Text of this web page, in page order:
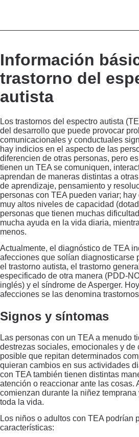
Información
trastorno del
autista
Los trastornos del espectro autista
del desarrollo que puede provocar
comunicacionales y conductuales
hay indicios en el aspecto de las
diferencien de otras personas, pero
tienen un TEA se comuniquen,
aprendan de maneras distintas a
de aprendizaje, pensamiento y
personas con TEA pueden variar;
muy altos niveles de capacidad
personas que tienen muchas
mucha ayuda en la vida diaria,
menos.
Actualmente, el diagnóstico de TEA
afecciones que solían diagnosticarse
el trastorno autista, el trastorno
especificado de otra manera (PDD-
inglés) y el síndrome de Asperger.
afecciones se las denomina
Signos y síntomas
Las personas con un TEA a menudo
destrezas sociales, emocionales y de
posible que repitan determinados
quieran cambios en sus actividades
con TEA también tienen distintas
atención o reaccionar ante las cosas.
comienzan durante la niñez temprana
toda la vida.
Los niños o adultos con TEA podrían
características: